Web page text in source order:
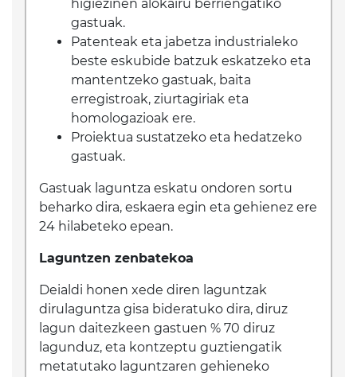
higiezinen alokairu berriengatiko
gastuak.
Patenteak eta jabetza industrialeko
beste eskubide batzuk eskatzeko eta
mantentzeko gastuak, baita
erregistroak, ziurtagiriak eta
homologazioak ere.
Proiektua sustatzeko eta hedatzeko
gastuak.
Gastuak laguntza eskatu ondoren sortu
beharko dira, eskaera egin eta gehienez ere
24 hilabeteko epean.
Laguntzen zenbatekoa
Deialdi honen xede diren laguntzak
dirulaguntza gisa bideratuko dira, diruz
lagun daitezkeen gastuen % 70 diruz
lagunduz, eta kontzeptu guztiengatik
metatutako laguntzaren gehieneko